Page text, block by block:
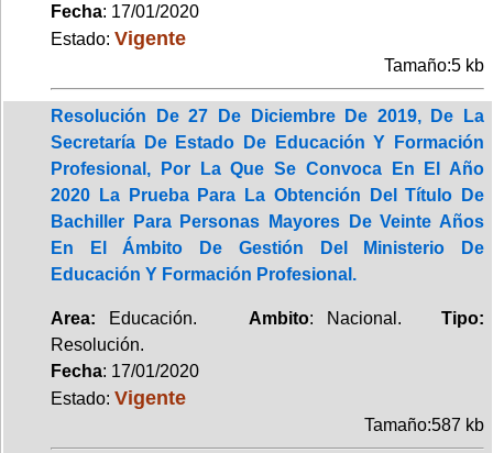
Fecha: 17/01/2020
Estado: Vigente
Tamaño:5 kb
Resolución De 27 De Diciembre De 2019, De La
Secretaría De Estado De Educación Y Formación
Profesional, Por La Que Se Convoca En El Año
2020 La Prueba Para La Obtención Del Título De
Bachiller Para Personas Mayores De Veinte Años
En El Ámbito De Gestión Del Ministerio De
Educación Y Formación Profesional.
Area: Educación. Ambito: Nacional.Tipo:
Resolución.
Fecha: 17/01/2020
Estado: Vigente
Tamaño:587 kb